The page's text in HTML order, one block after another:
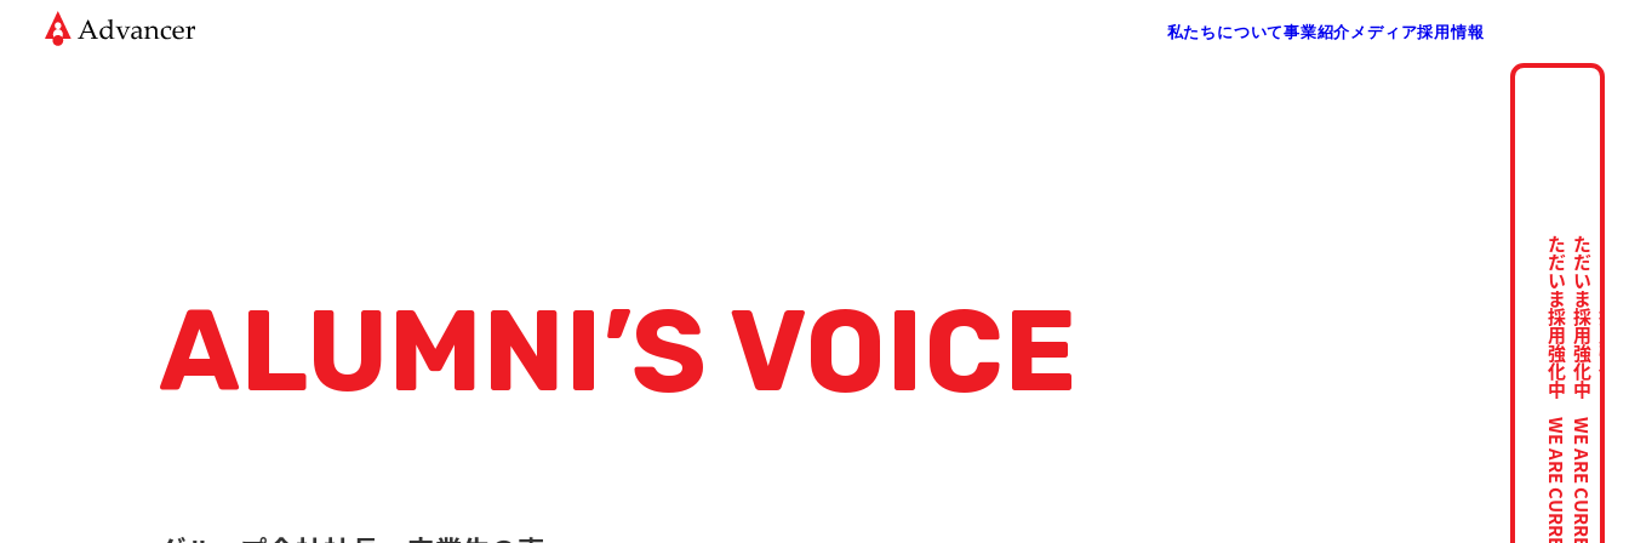
私たちについて事業紹介メディア採用情報
ALUMNI’S VOICE